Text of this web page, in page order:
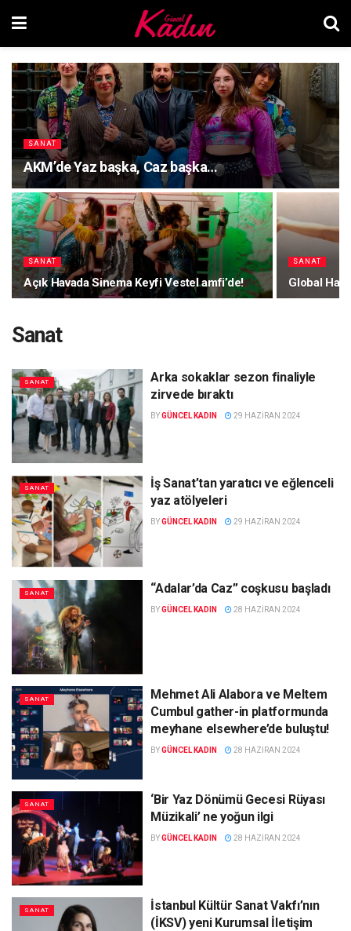
SANAT
AKM’de Yaz başka, Caz başka…
SANAT
Açık Havada Sinema Keyfi Vestel amfi’de!
SANAT
Global
Sanat
SANAT
Arka sokaklar sezon finaliyle
zirvede bıraktı
BYGÜNCEL KADIN 29 HAZIRAN 2024
SANAT
İş Sanat’tan yaratıcı ve eğlenceli
yaz atölyeleri
BYGÜNCEL KADIN 29 HAZIRAN 2024
SANAT “Adalar’da Caz” coşkusu başladı
BYGÜNCEL KADIN 28 HAZIRAN 2024
SANAT
Mehmet Ali Alabora ve Meltem
Cumbul gather-in platformunda
meyhane elsewhere’de buluştu!
BYGÜNCEL KADIN 28 HAZIRAN 2024
SANAT
‘Bir Yaz Dönümü Gecesi Rüyası
Müzikali’ ne yoğun ilgi
BYGÜNCEL KADIN 28 HAZIRAN 2024
SANAT
İstanbul Kültür Sanat Vakfı’nın
(İKSV) yeni Kurumsal İletişim